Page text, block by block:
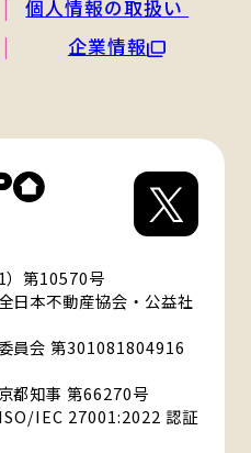
個人情報の取扱い
企業情報
）第10570号
日本不動産協会・公益社
員会 第301081804916
都知事 第66270号
IEC 27001:2022 認証